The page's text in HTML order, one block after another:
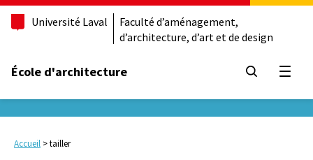
Université Laval
Faculté d’aménagement,
d’architecture, d’art et de design
École d'architecture
Accueil >tailler